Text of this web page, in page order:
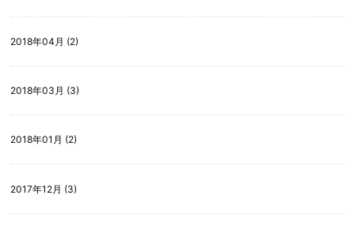
2018年04月 (2)
2018年03月 (3)
2018年01月 (2)
2017年12月 (3)